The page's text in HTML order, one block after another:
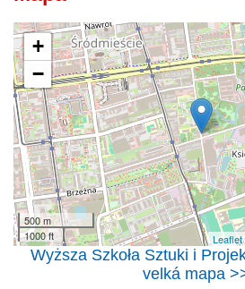
+
−
500 m
1000 ft
Leaflet
Wyższa Szkoła Sztuki i
velká mapa